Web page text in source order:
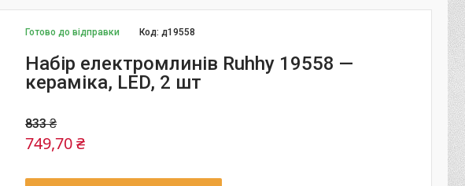
Готово до відправки Код:д19558
Набір електромлинів Ruhhy 19558 —
кераміка, LED, 2 шт
833 ₴
749,70 ₴